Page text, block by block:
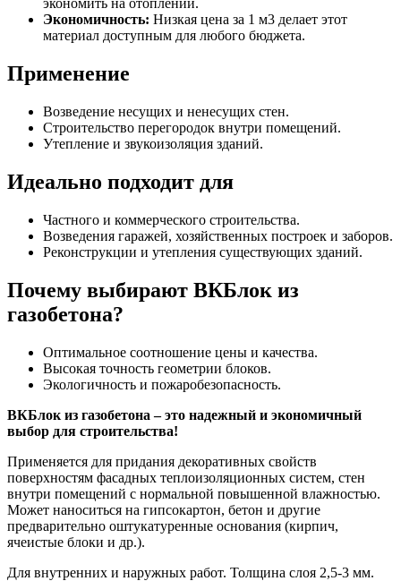
экономить на отоплении.
Экономичность: Низкая цена за 1 м3 делает этот
материал доступным для любого бюджета.
Применение
Возведение несущих и ненесущих стен.
Строительство перегородок внутри помещений.
Утепление и звукоизоляция зданий.
Идеально подходит для
Частного и коммерческого строительства.
Возведения гаражей, хозяйственных построек и заборов.
Реконструкции и утепления существующих зданий.
Почему выбирают ВКБлок из
газобетона?
Оптимальное соотношение цены и качества.
Высокая точность геометрии блоков.
Экологичность и пожаробезопасность.
ВКБлок из газобетона – это надежный и экономичный
выбор для строительства!
Применяется для придания декоративных свойств
поверхностям фасадных теплоизоляционных систем, стен
внутри помещений с нормальной повышенной влажностью.
Может наноситься на гипсокартон, бетон и другие
предварительно оштукатуренные основания (кирпич,
ячеистые блоки и др.).
Для внутренних и наружных работ. Толщина слоя 2,5-3 мм.